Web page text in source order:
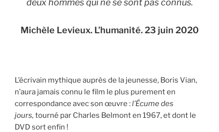
deux hommes qui ne se sont pas connus.
Michèle Levieux. L’humanité. 23 juin 2020
L’écrivain mythique auprès de la jeunesse, Boris Vian,
n’aura jamais connu le film le plus purement en
correspondance avec son œuvre :l’Écume des
jours, tourné par Charles Belmont en 1967, et dont le
DVD sort enfin !